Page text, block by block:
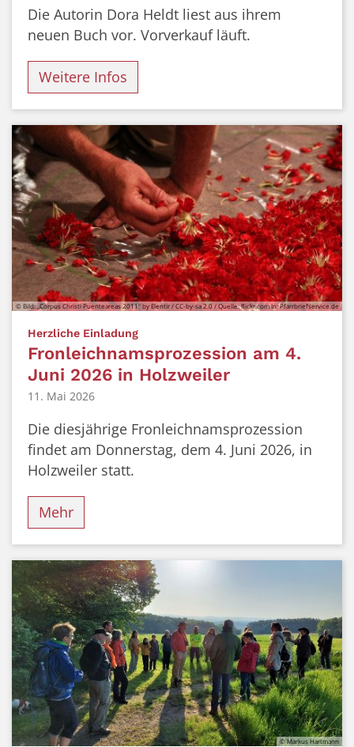
Die Autorin Dora Heldt liest aus ihrem
neuen Buch vor. Vorverkauf läuft.
Weitere Infos
© Bild: „Corpus Christi Puenteareas 2011“ by Elentir / CC-by-sa 2.0 / Quelle: flickr.com In: Pfarrbriefservice.de
Herzliche Einladung:
Fronleichnamsprozession am 4.
Juni 2026 in Holzweiler
11. Mai 2026
Die diesjährige Fronleichnamsprozession
findet am Donnerstag, dem 4. Juni 2026, in
Holzweiler statt.
Mehr
© Markus Hartmann